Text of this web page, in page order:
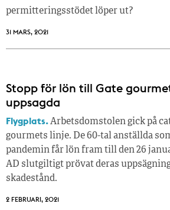
permitteringsstödet löper ut?
31 MARS, 2021
Stopp för lön till Gate
uppsagda
Flygplats.Arbetsdomstolen gick på
gourmets linje. De 60-tal anställda
pandemin får lön fram till den 26
AD slutgiltigt prövat deras
skadestånd.
2 FEBRUARI, 2021